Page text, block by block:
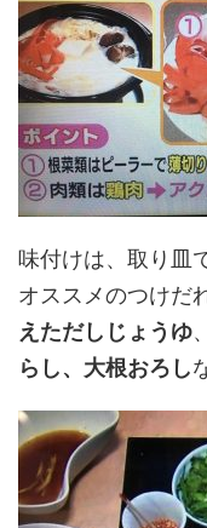
味付けは、取り皿
オススメのつけだ
えただしじょうゆ
らし、大根おろし